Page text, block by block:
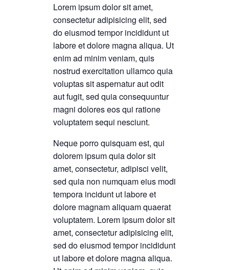
Lorem ipsum dolor sit amet,
consectetur adipisicing elit, sed
do eiusmod tempor incididunt ut
labore et dolore magna aliqua. Ut
enim ad minim veniam, quis
nostrud exercitation ullamco quia
voluptas sit aspernatur aut odit
aut fugit, sed quia consequuntur
magni dolores eos qui ratione
voluptatem sequi nesciunt.
Neque porro quisquam est, qui
dolorem ipsum quia dolor sit
amet, consectetur, adipisci velit,
sed quia non numquam eius modi
tempora incidunt ut labore et
dolore magnam aliquam quaerat
voluptatem. Lorem ipsum dolor sit
amet, consectetur adipisicing elit,
sed do eiusmod tempor incididunt
ut labore et dolore magna aliqua.